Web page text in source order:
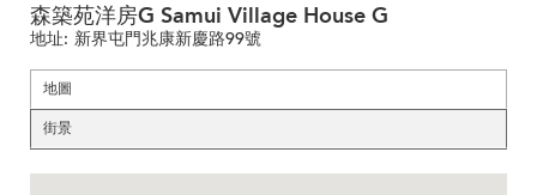
森築苑洋房G Samui Village House G
地址: 新界屯門兆康新慶路99號
地圖
街景